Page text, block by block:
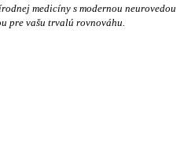
medicíny s modernou neurovedou
pre vašu trvalú rovnováhu.